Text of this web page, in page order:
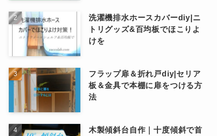
洗濯機排水ホースカバーdiy|ニ
トリグッズ&百均板でほこりよ
けを
フラップ扉＆折れ戸diy|セリア
板＆金具で本棚に扉をつける方
法
木製傾斜台自作｜十度傾斜で首